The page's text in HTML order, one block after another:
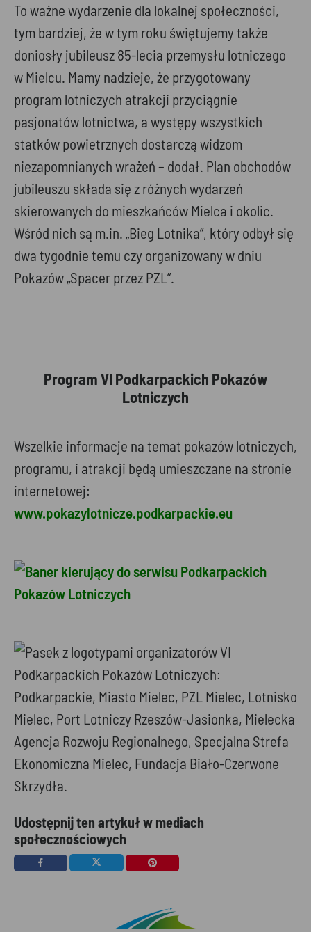
To ważne wydarzenie dla lokalnej społeczności,
tym bardziej, że w tym roku świętujemy także
doniosły jubileusz 85-lecia przemysłu lotniczego
w Mielcu. Mamy nadzieje, że przygotowany
program lotniczych atrakcji przyciągnie
pasjonatów lotnictwa, a występy wszystkich
statków powietrznych dostarczą widzom
niezapomnianych wrażeń – dodał. Plan obchodów
jubileuszu składa się z różnych wydarzeń
skierowanych do mieszkańców Mielca i okolic.
Wśród nich są m.in. „Bieg Lotnika”, który odbył się
dwa tygodnie temu czy organizowany w dniu
Pokazów „Spacer przez PZL”.
Program VI Podkarpackich Pokazów
Lotniczych
Wszelkie informacje na temat pokazów lotniczych,
programu, i atrakcji będą umieszczane na stronie
internetowej:
www.pokazylotnicze.podkarpackie.eu
Udostępnij ten artykuł w mediach
społecznościowych